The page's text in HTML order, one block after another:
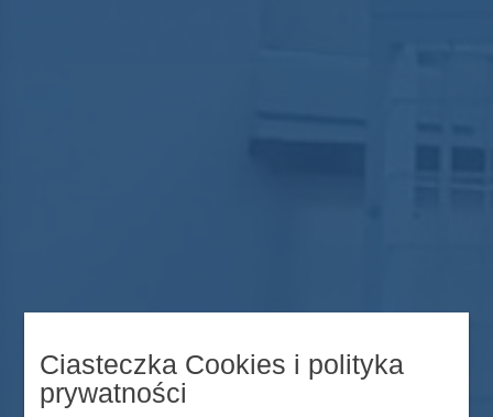
Ciasteczka Cookies i polityka
prywatności